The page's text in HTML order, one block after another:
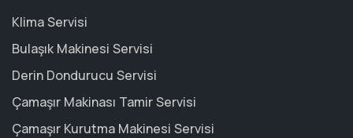
Klima Servisi
Bulaşık Makinesi Servisi
Derin Dondurucu Servisi
Çamaşır Makinası Tamir Servisi
Çamaşır Kurutma Makinesi Servisi